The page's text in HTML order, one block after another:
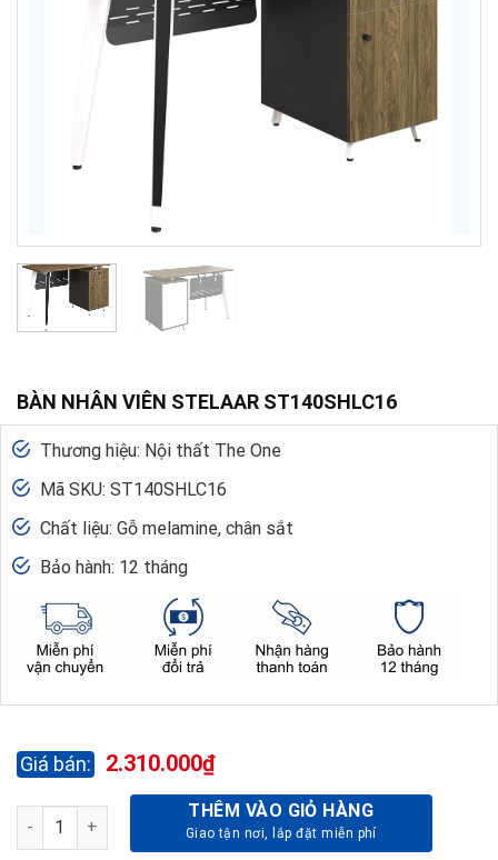
BÀN NHÂN VIÊN STELAAR ST140SHLC16
Thương hiệu: Nội thất The One
Mã SKU: ST140SHLC16
Chất liệu: Gỗ melamine, chân sắt
Bảo hành: 12 tháng
2.310.000₫
BÀN NHÂN VIÊN STELAAR ST140SHLC16 số lượng
THÊM VÀO GIỎ HÀNG